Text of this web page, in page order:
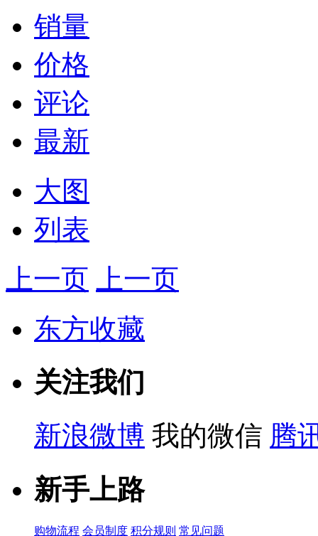
销量
价格
评论
最新
大图
列表
上一页
上一页
东方收藏
关注我们
新浪微博 我的微信 腾
新手上路
购物流程 会员制度 积分规则 常见问题